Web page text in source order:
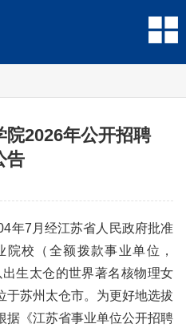
院2026年公开招聘
告
年7月经江苏省人民政府批准
校（全额拨款事业单位，
出生太仓的世界著名核物理女
苏州太仓市。为更好地选拔
据《江苏省事业单位公开招聘